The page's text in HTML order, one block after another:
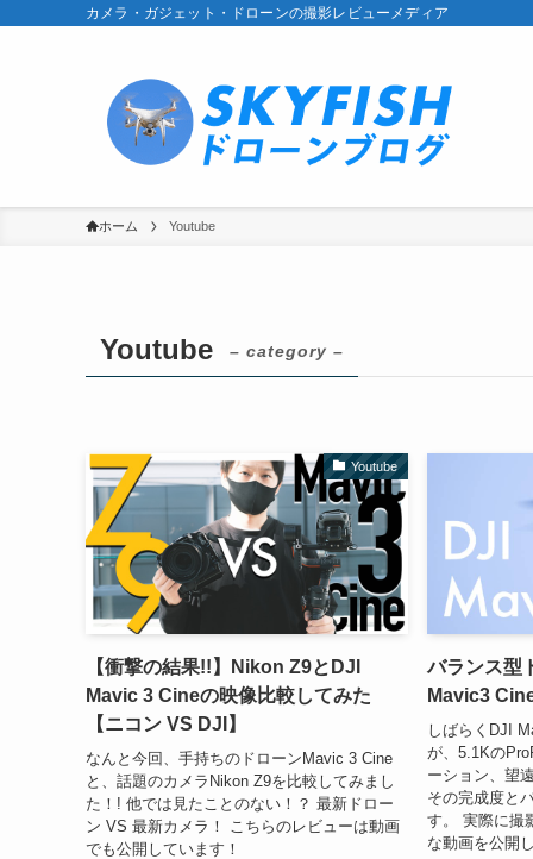
カメラ・ガジェット・ドローンの撮影レビューメディア
ホーム Youtube
Youtube – category –
Youtube
【衝撃の結果!!】Nikon Z9とDJI
Mavic 3 Cineの映像比較してみた
【ニコン VS DJI】
なんと今回、手持ちのドローンMavic 3 Cine
と、話題のカメラNikon Z9を比較してみまし
た！! 他では見たことのない！？ 最新ドロー
ン VS 最新カメラ！ こちらのレビューは動画
でも公開しています！
バランス型
Mavic3
しばらくDJI
が、5.1Kの
ーション、望
その完成度と
す。 実際に撮
な動画を公開